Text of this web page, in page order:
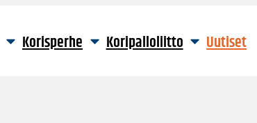
Korisperhe Koripalloliitto Uutiset